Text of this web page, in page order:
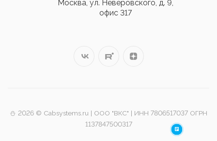
Москва, ул. Неверовского, д. 9,
офис 317
⛄️ 2026 © Cabsystems.ru | ООО "ВКС" | ИНН 7806517037 ОГРН
1137847500317